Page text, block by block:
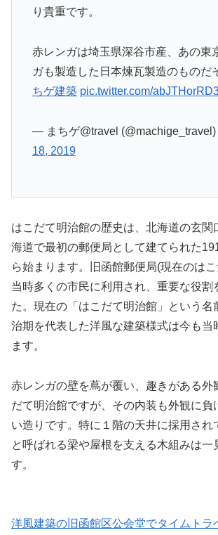
り貴重です。
赤レンガは埼玉県深谷市産、あの東
ガも製造した日本煉瓦製造のものだ
ちゲ建築 pic.twitter.com/
— まちゲ@travel (@machige_travel)
18, 2019
はこだて明治館の歴史は、北海道の玄関
海道で最初の郵便局として建てられた
ら始まります。旧函館郵便局(現在のはこ
当時多くの市民に利用され、重要な役割
た。現在の「はこだて明治館」という名
治期を代表した洋風な建築様式は今も当
ます。
赤レンガの壁を蔦が覆い、趣きがある外
だて明治館ですが、その内装も外観に負
い造りです。特に１階の天井に採用され
と呼ばれる梁や屋根を支える木組みは一
す。
洋風建築の旧函館区公会堂でタイムトラ